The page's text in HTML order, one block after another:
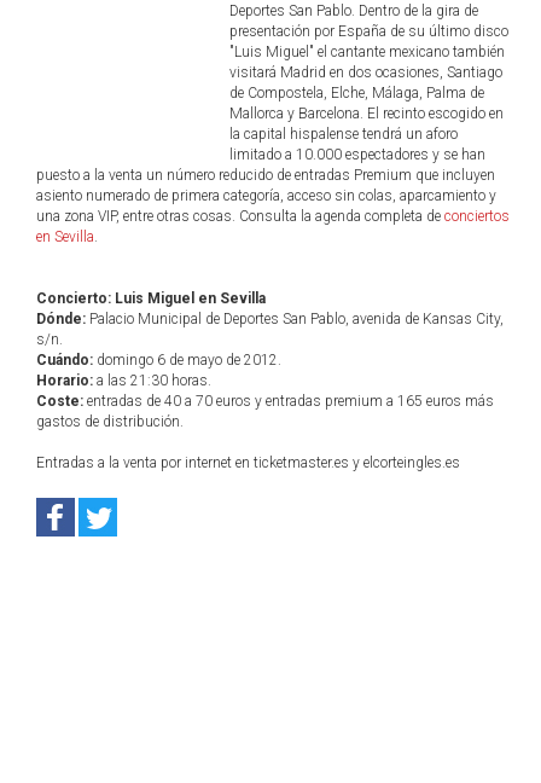
Deportes San Pablo. Dentro de la gira de
presentación por España de su último disco
"Luis Miguel" el cantante mexicano también
visitará Madrid en dos ocasiones, Santiago
de Compostela, Elche, Málaga, Palma de
Mallorca y Barcelona. El recinto escogido en
la capital hispalense tendrá un aforo
limitado a 10.000 espectadores y se han
puesto a la venta un número reducido de entradas Premium que incluyen
asiento numerado de primera categoría, acceso sin colas, aparcamiento y
una zona VIP, entre otras cosas. Consulta la agenda completa de conciertos
en Sevilla.
Concierto: Luis Miguel en Sevilla
Dónde: Palacio Municipal de Deportes San Pablo, avenida de Kansas City,
s/n.
Cuándo: domingo 6 de mayo de 2012.
Horario: a las 21:30 horas.
Coste: entradas de 40 a 70 euros y entradas premium a 165 euros más
gastos de distribución.
Entradas a la venta por internet en ticketmaster.es y elcorteingles.es